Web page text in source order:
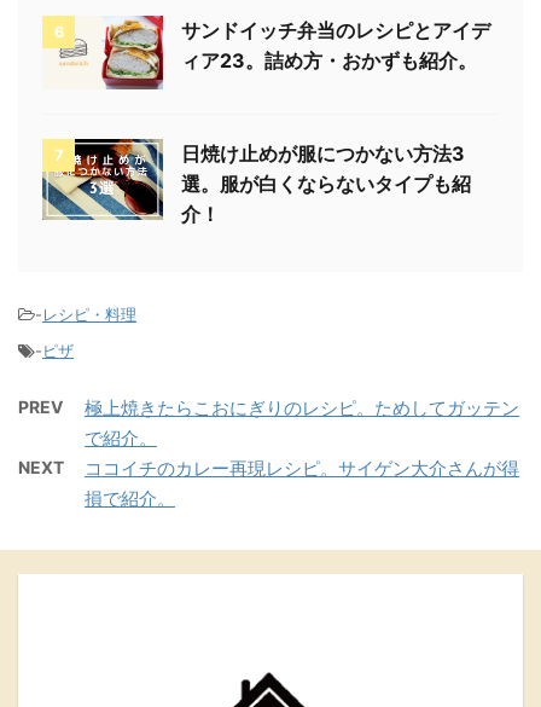
6
サンドイッチ弁当のレシピとアイデ
ィア23。詰め方・おかずも紹介。
7
日焼け止めが服につかない方法3
選。服が白くならないタイプも紹
介！
-レシピ・料理
-ピザ
PREV
極上焼きたらこおにぎりのレシピ。ためしてガッテン
で紹介。
NEXT
ココイチのカレー再現レシピ。サイゲン大介さんが得
損で紹介。